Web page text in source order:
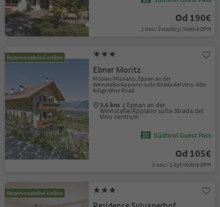
Od 190€
1 noc / 2 osob(y) Včetně DPH
Rezervovatelné online
Ebner Moritz
Missian/Missiano, Eppan an der
Weinstaße/Appiano sulla Strada del Vino, Alto
Adige Wine Road
3.6 km z Eppan an der
Weinstaße/Appiano sulla Strada del
Vino centrum
Südtirol Guest Pass
Od 105€
1 noc / 1 byt Včetně DPH
Rezervovatelné online